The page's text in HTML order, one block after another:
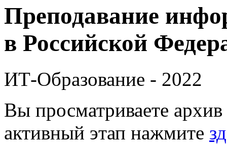
Преподавание
в Российской
ИТ-Образование - 2022
Вы просматриваете
активный этап нажмите